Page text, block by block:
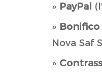
» PayPal
»
Nova Saf
»